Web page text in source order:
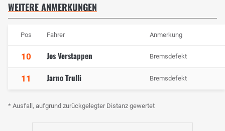
WEITERE ANMERKUNGEN
Pos Fahrer Anmerkung
10 Jos Verstappen Bremsdefekt
11 Jarno Trulli Bremsdefekt
* Ausfall, aufgrund zurückgelegter Distanz gewertet